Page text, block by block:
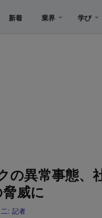
新着 業界 学び
の異常事態、
脅威に
: 記者